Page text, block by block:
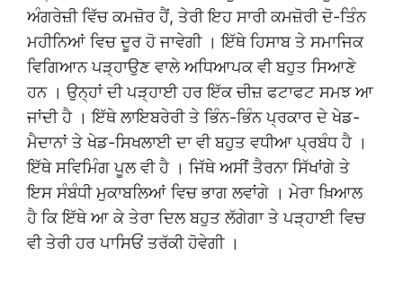
ਅੰਗਰੇਜ਼ੀ ਵਿੱਚ ਕਮਜ਼ੋਰ ਹੈਂ, ਤੇਰੀ ਇਹ ਸਾਰੀ ਕਮਜ਼ੋਰੀ ਦੋ-ਤਿੰਨ
ਮਹੀਨਿਆਂ ਵਿਚ ਦੂਰ ਹੋ ਜਾਵੇਗੀ । ਇੱਥੇ ਹਿਸਾਬ ਤੇ ਸਮਾਜਿਕ
ਵਿਗਿਆਨ ਪੜ੍ਹਾਉਣ ਵਾਲੇ ਅਧਿਆਪਕ ਵੀ ਬਹੁਤ ਸਿਆਣੇ
ਹਨ । ਉਨ੍ਹਾਂ ਦੀ ਪੜ੍ਹਾਈ ਹਰ ਇੱਕ ਚੀਜ਼ ਫਟਾਫਟ ਸਮਝ ਆ
ਜਾਂਦੀ ਹੈ । ਇੱਥੇ ਲਾਇਬਰੇਰੀ ਤੇ ਭਿੰਨ-ਭਿੰਨ ਪ੍ਰਕਾਰ ਦੇ ਖੇਡ-
ਮੈਦਾਨਾਂ ਤੇ ਖੇਡ-ਸਿਖਲਾਈ ਦਾ ਵੀ ਬਹੁਤ ਵਧੀਆ ਪ੍ਰਬੰਧ ਹੈ ।
ਇੱਥੇ ਸਵਿਮਿੰਗ ਪੂਲ ਵੀ ਹੈ । ਜਿੱਥੇ ਅਸੀਂ ਤੈਰਨਾ ਸਿੱਖਾਂਗੇ ਤੇ
ਇਸ ਸੰਬੰਧੀ ਮੁਕਾਬਲਿਆਂ ਵਿਚ ਭਾਗ ਲਵਾਂਗੇ । ਮੇਰਾ ਖ਼ਿਆਲ
ਹੈ ਕਿ ਇੱਥੇ ਆ ਕੇ ਤੇਰਾ ਦਿਲ ਬਹੁਤ ਲੱਗੇਗਾ ਤੇ ਪੜ੍ਹਾਈ ਵਿਚ
ਵੀ ਤੇਰੀ ਹਰ ਪਾਸਿਓਂ ਤਰੱਕੀ ਹੋਵੇਗੀ ।